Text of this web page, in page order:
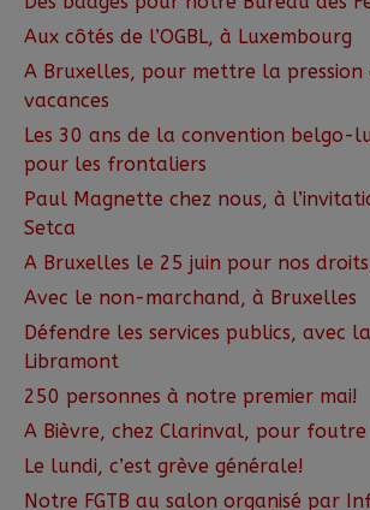
Aux côtés de l’OGBL, à Luxembourg
A Bruxelles, pour mettre la pression
vacances
Les 30 ans de la convention belgo-
pour les frontaliers
Paul Magnette chez nous, à
Setca
A Bruxelles le 25 juin pour nos
Avec le non-marchand, à Bruxelles
Défendre les services publics, avec la
Libramont
250 personnes à notre premier mai!
A Bièvre, chez Clarinval, pour
Le lundi, c’est grève générale!
Notre FGTB au salon organisé par